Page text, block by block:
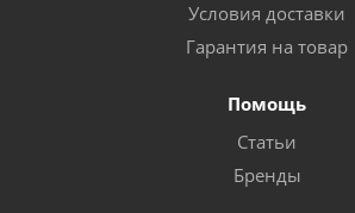
Условия доставки
Гарантия на товар
Помощь
Статьи
Бренды